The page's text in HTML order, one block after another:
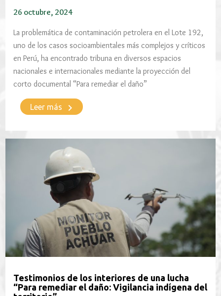
26 octubre, 2024
La problemática de contaminación petrolera en el Lote 192,
uno de los casos socioambientales más complejos y críticos
en Perú, ha encontrado tribuna en diversos espacios
nacionales e internacionales mediante la proyección del
corto documental “Para remediar el daño”
Leer más keyboard_arrow_right
Testimonios de los interiores de una lucha
“Para remediar el daño: Vigilancia indígena del